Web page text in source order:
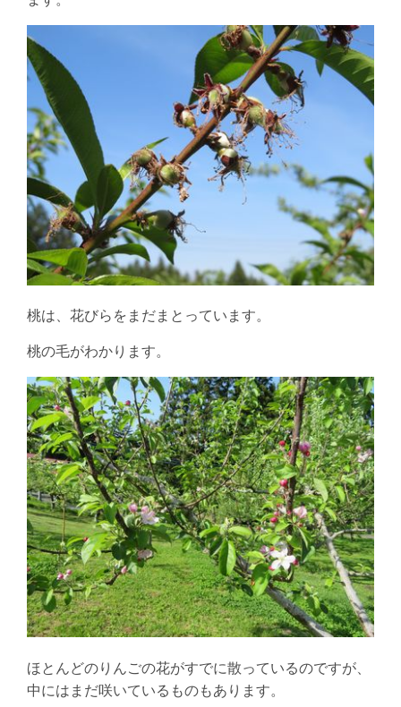
桃は、花びらをまだまとっています。
桃の毛がわかります。
ほとんどのりんごの花がすでに散っているのですが、
中にはまだ咲いているものもあります。